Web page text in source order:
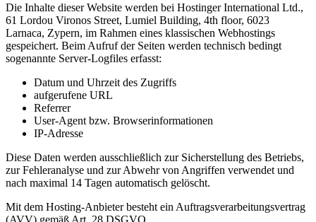
Die Inhalte dieser Website werden bei Hostinger International Ltd.,
61 Lordou Vironos Street, Lumiel Building, 4th floor, 6023
Larnaca, Zypern, im Rahmen eines klassischen Webhostings
gespeichert. Beim Aufruf der Seiten werden technisch bedingt
sogenannte Server-Logfiles erfasst:
Datum und Uhrzeit des Zugriffs
aufgerufene URL
Referrer
User-Agent bzw. Browserinformationen
IP-Adresse
Diese Daten werden ausschließlich zur Sicherstellung des Betriebs,
zur Fehleranalyse und zur Abwehr von Angriffen verwendet und
nach maximal 14 Tagen automatisch gelöscht.
Mit dem Hosting-Anbieter besteht ein Auftragsverarbeitungsvertrag
(AVV) gemäß Art. 28 DSGVO.